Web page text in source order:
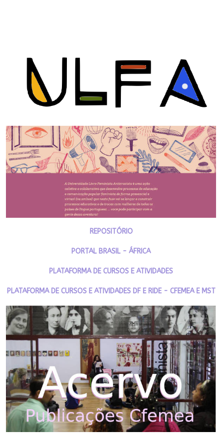
REPOSITÓRIO
PORTAL BRASIL - ÁFRICA
PLATAFORMA DE CURSOS E ATIVIDADES
PLATAFORMA DE CURSOS E ATIVIDADES DF E RIDE - CFEMEA E MST